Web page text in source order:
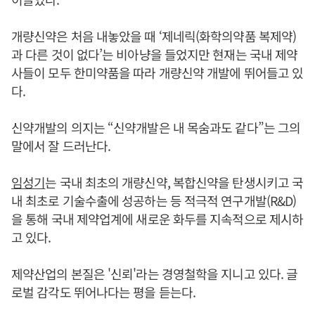
개량신약은 처음 내놓았을 때 ‘제네릭(화학의약품 복제약)
과 다른 것이 없다’는 비아냥을 들었지만 현재는 국내 제약
사들이 모두 한미약품을 따라 개량신약 개발에 뛰어들고 있
다.
신약개발의 의지는 “신약개발은 내 목숨과도 같다”는 그의
말에서 잘 드러난다.
임성기는 국내 최초의 개량신약, 복합신약을 탄생시키고 국
내 최초로 기술수출에 성공하는 등 적극적 연구개발(R&D)
을 통해 국내 제약업계에 새로운 화두를 지속적으로 제시하
고 있다.
제약산업의 본질은 '신뢰'라는 경영철학을 지니고 있다. 글
로벌 감각도 뛰어나다는 평을 듣는다.